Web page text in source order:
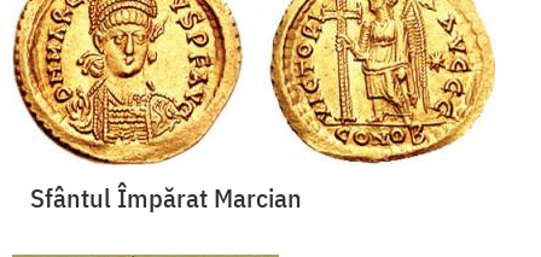
Sfântul Împărat Marcian